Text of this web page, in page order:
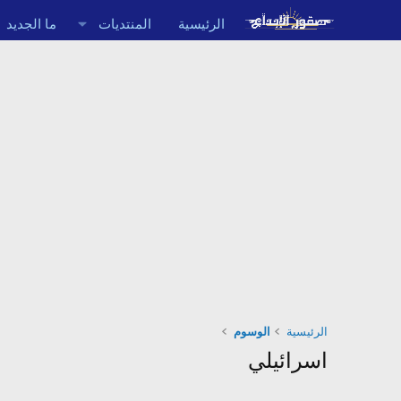
الرئيسية المنتديات ما الجديد
الرئيسية الوسوم
اسرائيلي